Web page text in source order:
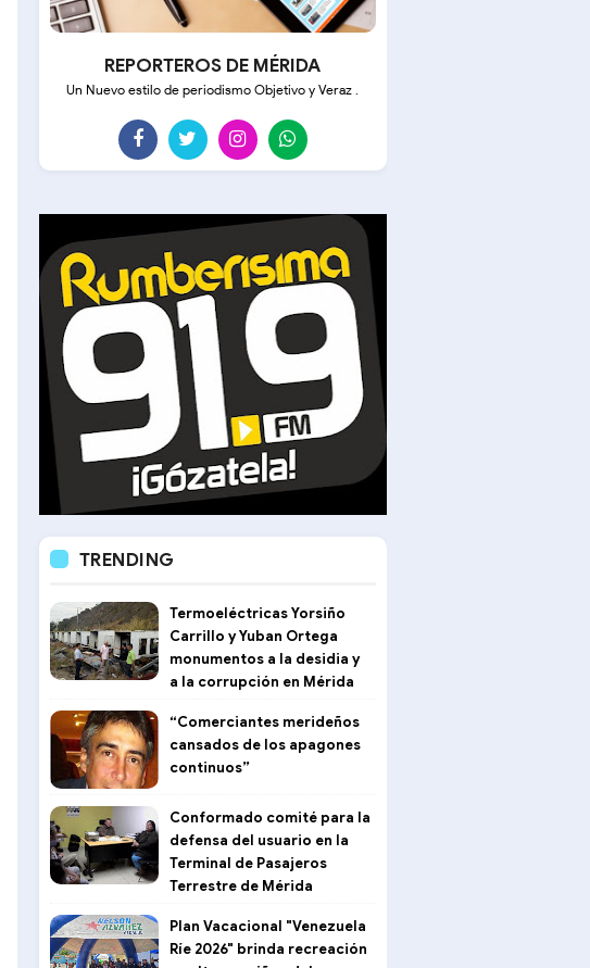
REPORTEROS DE MÉRIDA
Un Nuevo estilo de periodismo Objetivo y Veraz .
TRENDING
Termoeléctricas Yorsiño
Carrillo y Yuban Ortega
monumentos a la desidia y
a la corrupción en Mérida
“Comerciantes merideños
cansados de los apagones
continuos”
Conformado comité para la
defensa del usuario en la
Terminal de Pasajeros
Terrestre de Mérida
Plan Vacacional "Venezuela
Ríe 2026" brinda recreación